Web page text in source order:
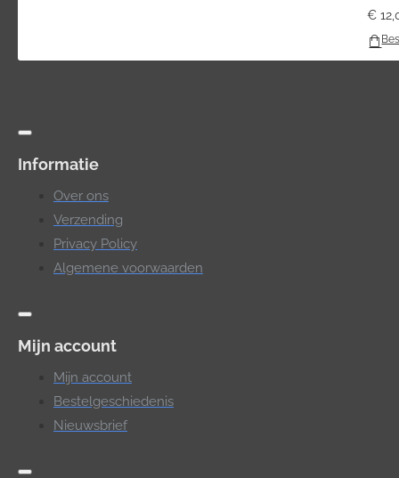
€
Informatie
Over ons
Verzending
Privacy Policy
Algemene voorwaarden
Mijn account
Mijn account
Bestelgeschiedenis
Nieuwsbrief